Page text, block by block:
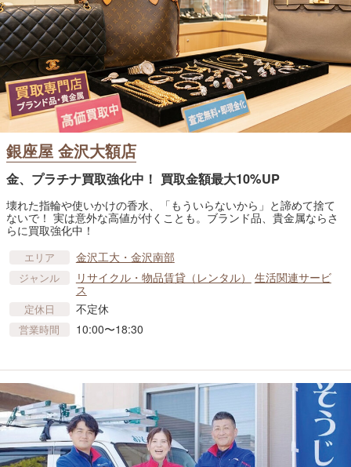
銀座屋 金沢大額店
金、プラチナ買取強化中！ 買取金額最大10%UP
壊れた指輪や使いかけの香水、「もういらないから」と諦めて捨て
ないで！ 実は意外な高値が付くことも。ブランド品、貴金属ならさ
らに買取強化中！
エリア 金沢工大・金沢南部
ジャンル リサイクル・物品賃貸​（レンタル）
生活関連サービ
ス
定休日 不定休
営業時間 10:00〜18:30